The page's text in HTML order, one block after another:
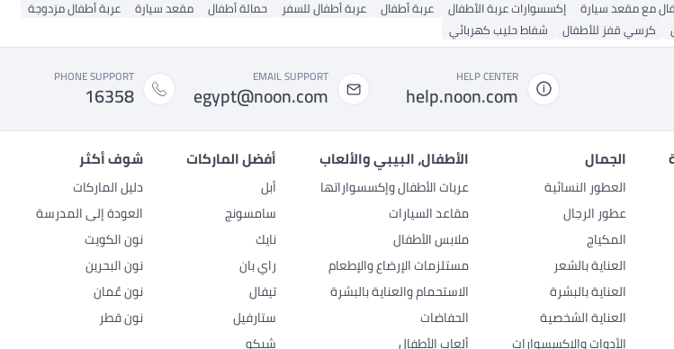
مع مقعد سيارة إكسسوارات عربة الأطفال عربة أطفال عربة أطفال للسفر حمالة أطفال مقعد سيارة
عربة أطفال مزدوجة
كرسي قفز للأطفال شفاط حليب كهربائي
HELP CENTER
help.noon.com
EMAIL SUPPORT
egypt@noon.com
PHONE SUPPORT
16358
الجمال
العطور النسائية
عطور الرجال
المكياج
العناية بالشعر
العناية بالبشرة
العناية الشخصية
الأدوات والإكسسوارات
الأطفال، البيبي والألعاب
عربات الأطفال وإكسسواراتها
مقاعد السيارات
ملابس الأطفال
مستلزمات الإرضاع والإطعام
الاستحمام والعناية بالبشرة
الحفاضات
ألعاب الأطفال
أفضل الماركات
أبل
سامسونج
نايك
راي بان
تيفال
ستارفيل
شيكو
شوف أكثر
دليل الماركات
العودة إلى المدرسة
نون الكويت
نون البحرين
نون عُمان
نون قطر